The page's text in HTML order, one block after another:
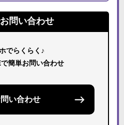
問い合わせ
でらくらく♪
簡単お問い合わせ
い合わせ